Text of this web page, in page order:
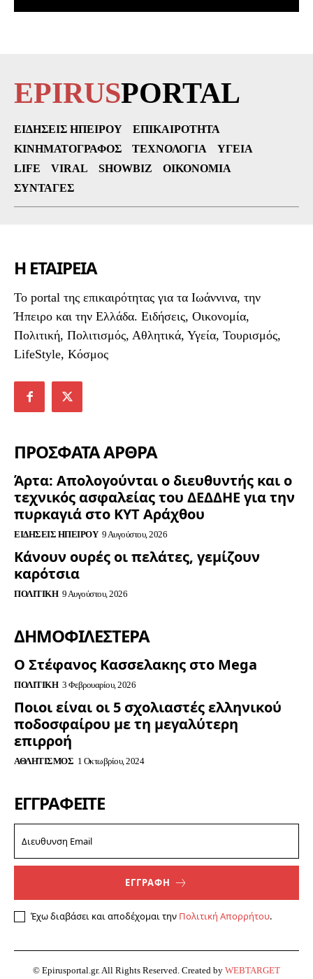
EPIRUSPORTAL
ΕΙΔΉΣΕΙΣ ΗΠΕΊΡΟΥ
ΕΠΙΚΑΙΡΌΤΗΤΑ
ΚΙΝΗΜΑΤΟΓΡΆΦΟΣ
ΤΕΧΝΟΛΟΓΊΑ
ΥΓΕΊΑ
LIFE
VIRAL SHOWBIZ
ΟΙΚΟΝΟΜΊΑ
ΣΥΝΤΑΓΈΣ
Η ΕΤΑΙΡΕΙΑ
To portal της επικαιρότητας για τα Ιωάννινα, την
Ήπειρο και την Ελλάδα. Ειδήσεις, Οικονομία,
Πολιτική, Πολιτισμός, Αθλητικά, Υγεία, Τουρισμός,
LifeStyle, Κόσμος
ΠΡΟΣΦΑΤΑ ΑΡΘΡΑ
Άρτα: Απολογούνται ο διευθυντής και ο
τεχνικός ασφαλείας του ΔΕΔΔΗΕ για την
πυρκαγιά στο ΚΥΤ Αράχθου
ΕΙΔΉΣΕΙΣ ΗΠΕΊΡΟΥ 9 Αυγούστου, 2026
Κάνουν ουρές οι πελάτες, γεμίζουν
καρότσια
ΠΟΛΙΤΙΚΉ 9 Αυγούστου, 2026
ΔΗΜΟΦΙΛΈΣΤΕΡΑ
Ο Στέφανος Κασσελακης στο Mega
ΠΟΛΙΤΙΚΉ 3 Φεβρουαρίου, 2026
Ποιοι είναι οι 5 σχολιαστές ελληνικού
ποδοσφαίρου με τη μεγαλύτερη
επιρροή
ΑΘΛΗΤΙΣΜΌΣ 1 Οκτωβρίου, 2024
ΕΓΓΡΑΦΕΊΤΕ
ΕΓΓΡΑΦΗ
Έχω διαβάσει και αποδέχομαι την Πολιτική Απορρήτου.
© Epirusportal.gr. All Rights Reserved. Created by WEBTARGET